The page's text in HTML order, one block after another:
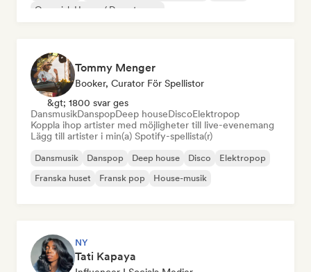
Organisk House / Downtempo
Tommy Menger
Booker, Curator För Spellistor
&gt; 1800 svar ges
DansmusikDanspopDeep houseDiscoElektropop
Koppla ihop artister med möjligheter till live-evenemang
Lägg till artister i min(a) Spotify-spellista(r)
Dansmusik Danspop Deep house Disco
Elektropop
Franska huset
Fransk pop House-musik
NY
Tati Kapaya